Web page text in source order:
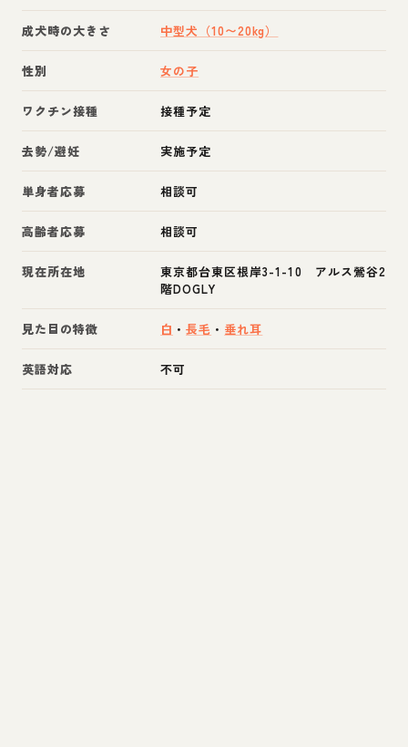
成犬時の大きさ 中型犬（10〜20kg）
性別 女の子
ワクチン接種 接種予定
去勢/避妊 実施予定
単身者応募 相談可
高齢者応募 相談可
現在所在地
東京都台東区根岸3-1-10 アルス鶯谷2
階DOGLY
見た目の特徴 白 ・長毛 ・ 垂れ耳
英語対応 不可